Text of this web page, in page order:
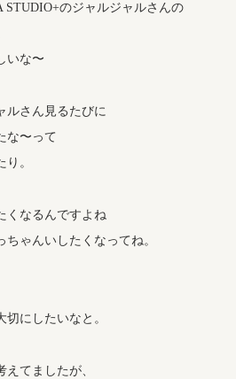
STUDIO+のジャルジャルさんの
いな〜
ルさん見るたびに
な〜って
。
くなるんですよね
ゃんいしたくなってね。
にしたいなと。
てましたが、